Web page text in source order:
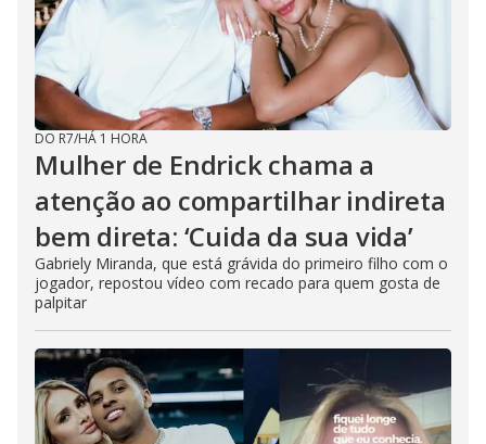
DO R7/HÁ 1 HORA
Mulher de Endrick chama a
atenção ao compartilhar indireta
bem direta: ‘Cuida da sua vida’
Gabriely Miranda, que está grávida do primeiro filho com o
jogador, repostou vídeo com recado para quem gosta de
palpitar